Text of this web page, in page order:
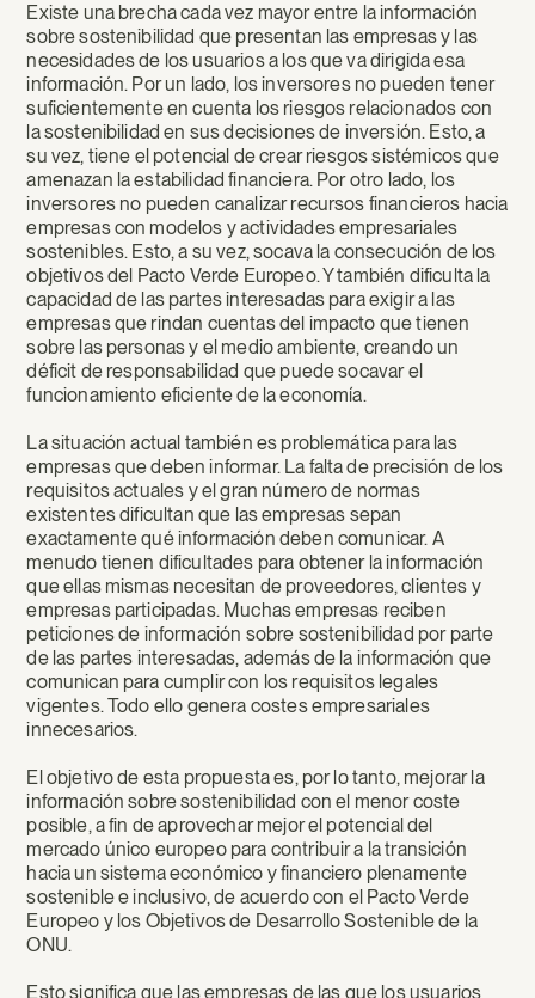
Existe una brecha cada vez mayor entre la información
sobre sostenibilidad que presentan las empresas y las
necesidades de los usuarios a los que va dirigida esa
información. Por un lado, los inversores no pueden tener
suficientemente en cuenta los riesgos relacionados con
la sostenibilidad en sus decisiones de inversión. Esto, a
su vez, tiene el potencial de crear riesgos sistémicos que
amenazan la estabilidad financiera. Por otro lado, los
inversores no pueden canalizar recursos financieros hacia
empresas con modelos y actividades empresariales
sostenibles. Esto, a su vez, socava la consecución de los
objetivos del Pacto Verde Europeo. Y también dificulta la
capacidad de las partes interesadas para exigir a las
empresas que rindan cuentas del impacto que tienen
sobre las personas y el medio ambiente, creando un
déficit de responsabilidad que puede socavar el
funcionamiento eficiente de la economía.
La situación actual también es problemática para las
empresas que deben informar. La falta de precisión de los
requisitos actuales y el gran número de normas
existentes dificultan que las empresas sepan
exactamente qué información deben comunicar. A
menudo tienen dificultades para obtener la información
que ellas mismas necesitan de proveedores, clientes y
empresas participadas. Muchas empresas reciben
peticiones de información sobre sostenibilidad por parte
de las partes interesadas, además de la información que
comunican para cumplir con los requisitos legales
vigentes. Todo ello genera costes empresariales
innecesarios.
El objetivo de esta propuesta es, por lo tanto, mejorar la
información sobre sostenibilidad con el menor coste
posible, a fin de aprovechar mejor el potencial del
mercado único europeo para contribuir a la transición
hacia un sistema económico y financiero plenamente
sostenible e inclusivo, de acuerdo con el Pacto Verde
Europeo y los Objetivos de Desarrollo Sostenible de la
ONU.
Esto significa que las empresas de las que los usuarios